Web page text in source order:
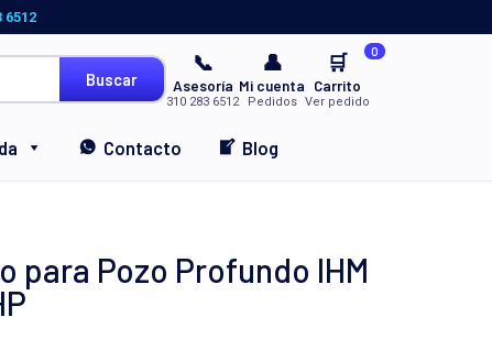
6512
Buscar
📞
Asesoría
310 283 6512
👤
Mi cuenta
Pedidos
🛒 0
Carrito
Ver pedido
Contacto Blog
para Pozo Profundo IHM